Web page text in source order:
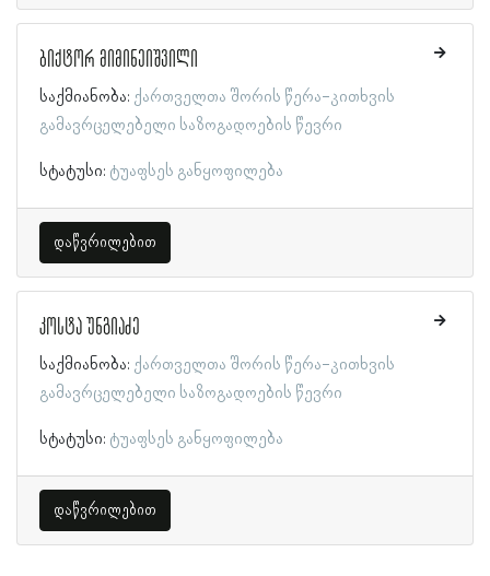
ბიქტორ მიმინეიშვილი
საქმიანობა: ქართველთა შორის წერა-კითხვის
გამავრცელებელი საზოგადოების წევრი
სტატუსი: ტუაფსეს განყოფილება
დაწვრილებით
კოსტა უნგიაძე
საქმიანობა: ქართველთა შორის წერა-კითხვის
გამავრცელებელი საზოგადოების წევრი
სტატუსი: ტუაფსეს განყოფილება
დაწვრილებით